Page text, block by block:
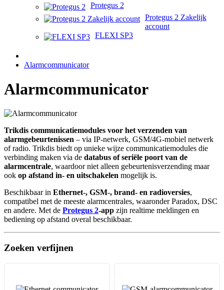
Protegus 2
Protegus 2 Zakelijk
account
FLEXI SP3
Alarmcommunicator
Alarmcommunicator
Trikdis communicatiemodules voor het verzenden van
alarmgebeurtenissen – via IP-netwerk, GSM/4G-mobiel netwerk
of radio. Trikdis biedt op unieke wijze communicatiemodules die
verbinding maken via de databus of seriële poort van de
alarmcentrale, waardoor niet alleen gebeurtenisverzending maar
ook op afstand in- en uitschakelen mogelijk is.
Beschikbaar in Ethernet-, GSM-, brand- en radioversies,
compatibel met de meeste alarmcentrales, waaronder Paradox, DSC
en andere. Met de Protegus 2-app zijn realtime meldingen en
bediening op afstand overal beschikbaar.
Zoeken verfijnen